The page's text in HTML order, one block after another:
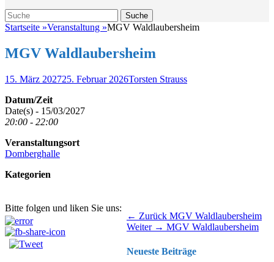
Suche
Suche
nach:
Startseite »Veranstaltung »MGV Waldlaubersheim
MGV Waldlaubersheim
Veröffentlicht
15. März 202725. Februar 2026Autor
Torsten Strauss
Datum/Zeit
Date(s) - 15/03/2027
20:00 - 22:00
Veranstaltungsort
Domberghalle
Kategorien
Bitte folgen und liken Sie uns:
Beitragsnavigation ← Zurück Vorhergehender
Beitrag:
MGV Waldlaubersheim
Weiter → Nächster
MGV Waldlaubersheim
Neueste Beiträge